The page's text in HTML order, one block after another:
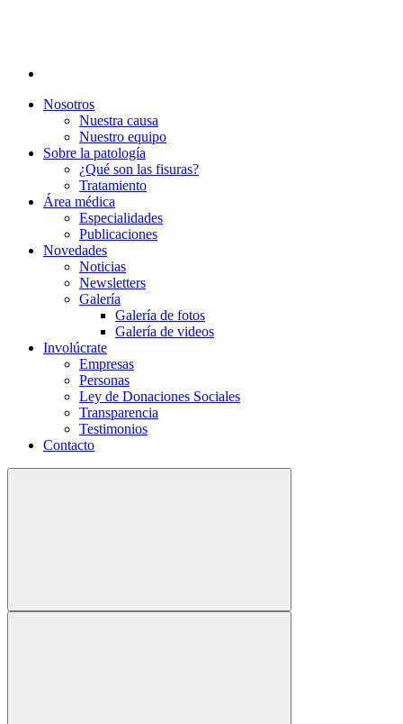
Nosotros
Nuestra causa
Nuestro equipo
Sobre la patología
¿Qué son las fisuras?
Tratamiento
Área médica
Especialidades
Publicaciones
Novedades
Noticias
Newsletters
Galería
Galería de fotos
Galería de videos
Involúcrate
Empresas
Personas
Ley de Donaciones Sociales
Transparencia
Testimonios
Contacto